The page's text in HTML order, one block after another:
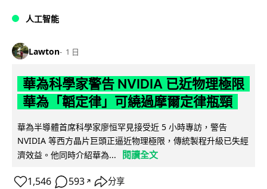
人工智能
Lawton 1 日
華為科學家警告 NVIDIA 已近物理極限
華為「韜定律」可繞過摩爾定律瓶頸
華為半導體首席科學家廖恒罕見接受近 5 小時專訪，警告
NVIDIA 等西方晶片巨頭正逼近物理極限，傳統製程升級已失經
濟效益。他同時介紹華為...
閱讀全文
1,546 593 ↗ 分享